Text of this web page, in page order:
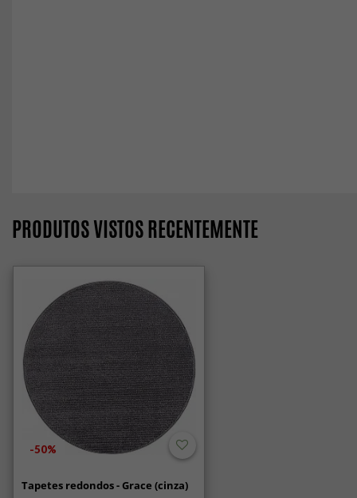
PRODUTOS VISTOS RECENTEMENTE
-50%
Tapetes redondos - Grace (cinza)